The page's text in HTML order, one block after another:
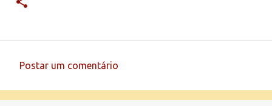
Postar um comentário